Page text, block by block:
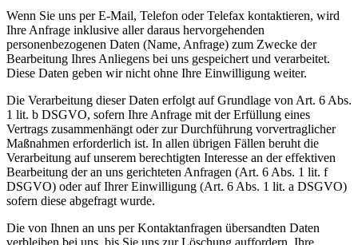
Wenn Sie uns per E-Mail, Telefon oder Telefax kontaktieren, wird
Ihre Anfrage inklusive aller daraus hervorgehenden
personenbezogenen Daten (Name, Anfrage) zum Zwecke der
Bearbeitung Ihres Anliegens bei uns gespeichert und verarbeitet.
Diese Daten geben wir nicht ohne Ihre Einwilligung weiter.
Die Verarbeitung dieser Daten erfolgt auf Grundlage von Art. 6 Abs.
1 lit. b DSGVO, sofern Ihre Anfrage mit der Erfüllung eines
Vertrags zusammenhängt oder zur Durchführung vorvertraglicher
Maßnahmen erforderlich ist. In allen übrigen Fällen beruht die
Verarbeitung auf unserem berechtigten Interesse an der effektiven
Bearbeitung der an uns gerichteten Anfragen (Art. 6 Abs. 1 lit. f
DSGVO) oder auf Ihrer Einwilligung (Art. 6 Abs. 1 lit. a DSGVO)
sofern diese abgefragt wurde.
Die von Ihnen an uns per Kontaktanfragen übersandten Daten
verbleiben bei uns, bis Sie uns zur Löschung auffordern, Ihre